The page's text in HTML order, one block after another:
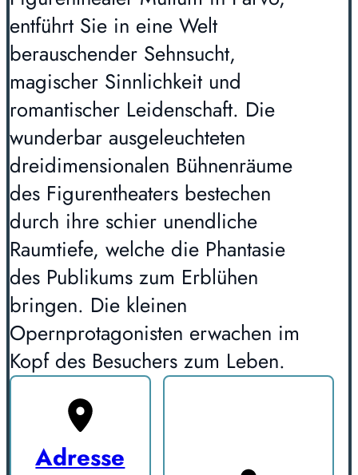
entführt Sie in eine Welt
berauschender Sehnsucht,
magischer Sinnlichkeit und
romantischer Leidenschaft. Die
wunderbar ausgeleuchteten
dreidimensionalen Bühnenräume
des Figurentheaters bestechen
durch ihre schier unendliche
Raumtiefe, welche die Phantasie
des Publikums zum Erblühen
bringen. Die kleinen
Opernprotagonisten erwachen im
Kopf des Besuchers zum Leben.
Adresse